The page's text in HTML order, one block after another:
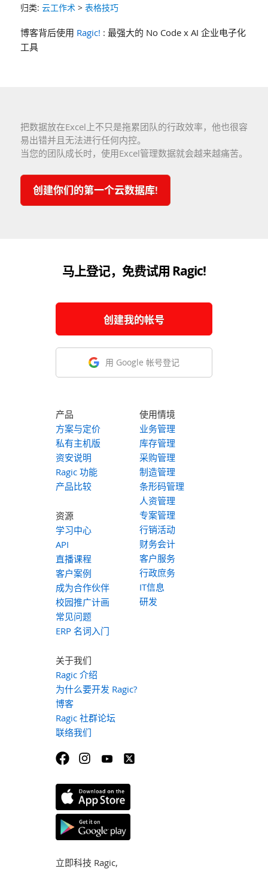
归类: 云工作术> 表格技巧
博客背后使用 Ragic! : 最强大的 No Code x AI 企业电子化
工具
把数据放在Excel上不只是拖累团队的行政效率，他也很容
易出错并且无法进行任何内控。
当您的团队成长时，使用Excel管理数据就会越来越痛苦。
创建你们的第一个云数据库!
马上登记，免费试用 Ragic!
创建我的帐号
用 Google 帐号登记
产品
方案与定价
私有主机版
资安说明
Ragic 功能
产品比较
资源
学习中心
API
直播课程
客户案例
成为合作伙伴
校园推广计画
常见问题
ERP 名词入门
使用情境
业务管理
库存管理
采购管理
制造管理
条形码管理
人资管理
专案管理
行销活动
财务会计
客户服务
行政庶务
IT信息
研发
关于我们
Ragic 介绍
为什么要开发 Ragic?
博客
Ragic 社群论坛
联络我们
立即科技 Ragic,